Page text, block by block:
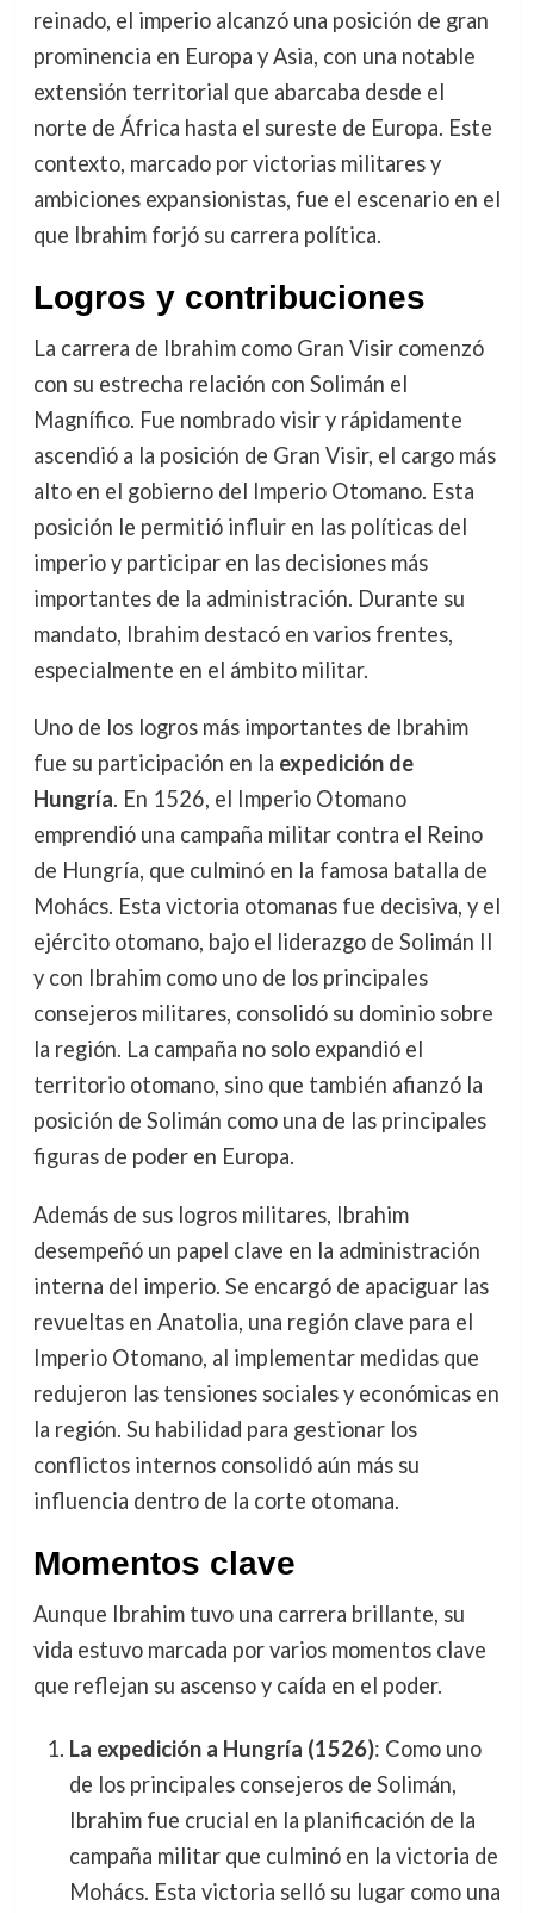
reinado, el imperio alcanzó una posición de gran
prominencia en Europa y Asia, con una notable
extensión territorial que abarcaba desde el
norte de África hasta el sureste de Europa. Este
contexto, marcado por victorias militares y
ambiciones expansionistas, fue el escenario en el
que Ibrahim forjó su carrera política.
Logros y contribuciones
La carrera de Ibrahim como Gran Visir comenzó
con su estrecha relación con Solimán el
Magnífico. Fue nombrado visir y rápidamente
ascendió a la posición de Gran Visir, el cargo más
alto en el gobierno del Imperio Otomano. Esta
posición le permitió influir en las políticas del
imperio y participar en las decisiones más
importantes de la administración. Durante su
mandato, Ibrahim destacó en varios frentes,
especialmente en el ámbito militar.
Uno de los logros más importantes de Ibrahim
fue su participación en la expedición de
Hungría. En 1526, el Imperio Otomano
emprendió una campaña militar contra el Reino
de Hungría, que culminó en la famosa batalla de
Mohács. Esta victoria otomanas fue decisiva, y el
ejército otomano, bajo el liderazgo de Solimán II
y con Ibrahim como uno de los principales
consejeros militares, consolidó su dominio sobre
la región. La campaña no solo expandió el
territorio otomano, sino que también afianzó la
posición de Solimán como una de las principales
figuras de poder en Europa.
Además de sus logros militares, Ibrahim
desempeñó un papel clave en la administración
interna del imperio. Se encargó de apaciguar las
revueltas en Anatolia, una región clave para el
Imperio Otomano, al implementar medidas que
redujeron las tensiones sociales y económicas en
la región. Su habilidad para gestionar los
conflictos internos consolidó aún más su
influencia dentro de la corte otomana.
Momentos clave
Aunque Ibrahim tuvo una carrera brillante, su
vida estuvo marcada por varios momentos clave
que reflejan su ascenso y caída en el poder.
La expedición a Hungría (1526): Como uno
de los principales consejeros de Solimán,
Ibrahim fue crucial en la planificación de la
campaña militar que culminó en la victoria de
Mohács. Esta victoria selló su lugar como una